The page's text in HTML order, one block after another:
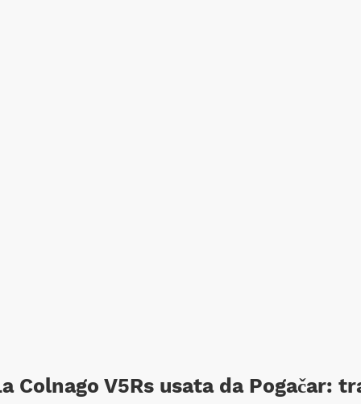
Colnago V5Rs usata da Pogačar: